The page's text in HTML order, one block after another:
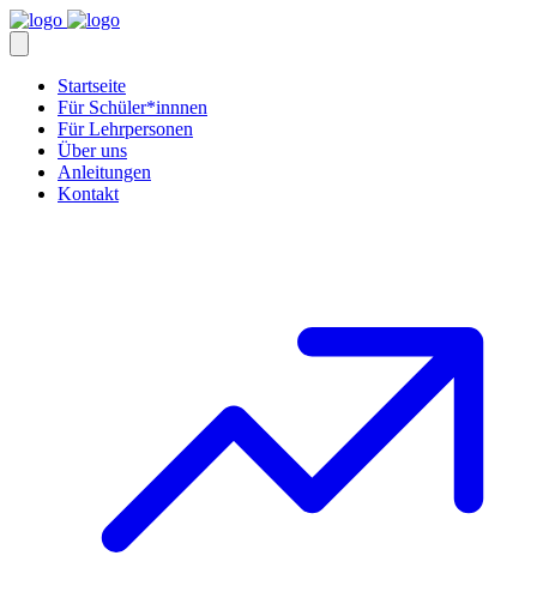
Startseite
Für Schüler*innnen
Für Lehrpersonen
Über uns
Anleitungen
Kontakt